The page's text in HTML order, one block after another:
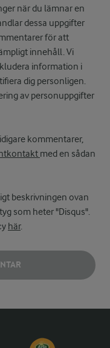
när du lämnar en
dessa uppgifter
för att
innehåll. Vi
information i
dig personligen.
av personuppgifter
kommentarer,
med en sådan
beskrivningen ovan
som heter "Disqus".
här.